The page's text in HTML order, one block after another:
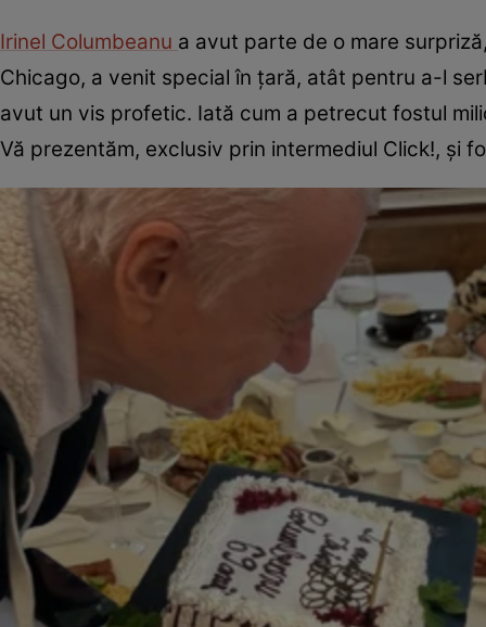
Irinel Columbeanu a avut parte de o mare
Chicago, a venit special în țară, atât pentru a-l
avut un vis profetic. Iată cum a petrecut fostul
Vă prezentăm, exclusiv prin intermediul Click!, și